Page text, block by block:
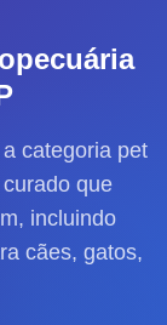
categoria pet
que
incluindo
cães, gatos,